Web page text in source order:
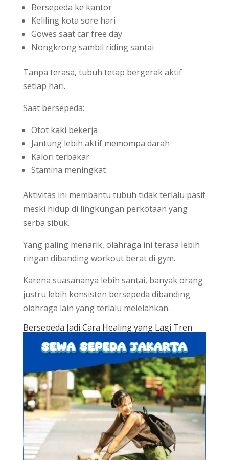
Bersepeda ke kantor
Keliling kota sore hari
Gowes saat car free day
Nongkrong sambil riding santai
Tanpa terasa, tubuh tetap bergerak aktif
setiap hari.
Saat bersepeda:
Otot kaki bekerja
Jantung lebih aktif memompa darah
Kalori terbakar
Stamina meningkat
Aktivitas ini membantu tubuh tidak terlalu pasif
meski hidup di lingkungan perkotaan yang
serba sibuk.
Yang paling menarik, olahraga ini terasa lebih
ringan dibanding workout berat di gym.
Karena suasananya lebih santai, banyak orang
justru lebih konsisten bersepeda dibanding
olahraga lain yang terlalu melelahkan.
Bersepeda Jadi Cara Healing yang Lagi Tren